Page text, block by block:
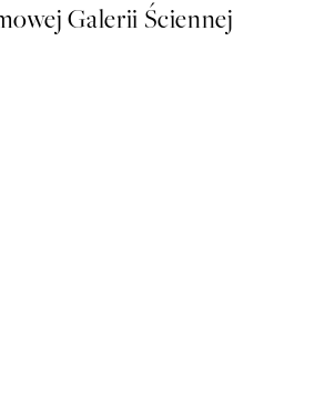
Galerii Ściennej